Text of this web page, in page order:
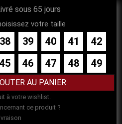
sous 65 jours
votre taille
38 39 40 41
42
45 46 47 48 49
à votre wishlist.
ce produit ?